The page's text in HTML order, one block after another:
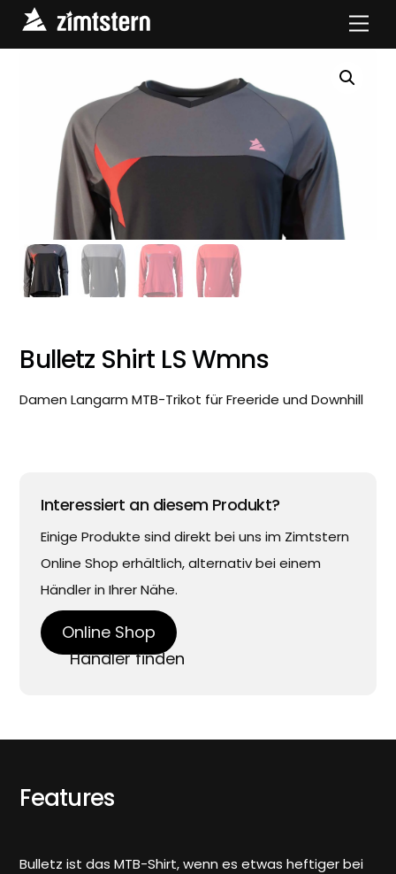
Skip
Bulletz Shirt LS Wmns
Damen Langarm MTB-Trikot für Freeride und Downhill
Interessiert an diesem Produkt?
Einige Produkte sind direkt bei uns im Zimtstern
Online Shop erhältlich, alternativ bei einem
Händler in Ihrer Nähe.
Online Shop
Händler finden
Features
Bulletz ist das MTB-Shirt, wenn es etwas heftiger bei